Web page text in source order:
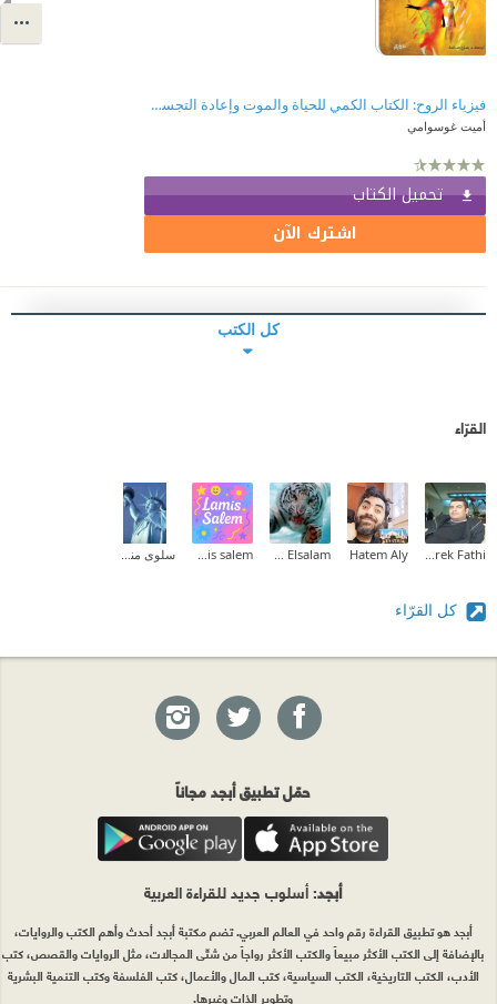
فيزياء الروح: الكتاب الكمي للحياة والموت وإعادة التجسد والخلود
أميت غوسوامي
تحميل الكتاب
اشترك الآن
كل الكتب
القرّاء
Hatem Aly
كل القرّاء
حمّل تطبيق أبجد مجاناً
أبجد: أسلوب جديد للقراءة العربية
أبجد هو تطبيق القراءة رقم واحد في العالم العربي. تضم مكتبة أبجد أحدث وأهم الكتب والروايات،
بالإضافة إلى الكتب الأكثر مبيعاً والكتب الأكثر رواجاً من شتّى المجالات، مثل الروايات والقصص، كتب
الأدب، الكتب التاريخية، الكتب السياسية، كتب المال والأعمال، كتب الفلسفة وكتب التنمية البشرية
وتطوير الذات وغيرها.